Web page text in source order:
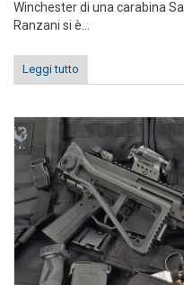
Winchester di una carabina
Ranzani si è...
Leggi tutto